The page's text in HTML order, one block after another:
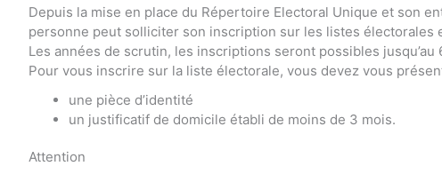
Depuis la mise en place du Répertoire Electoral Unique et son
personne peut solliciter son inscription sur les listes électorales
Les années de scrutin, les inscriptions seront possibles
Pour vous inscrire sur la liste électorale, vous devez vous
une pièce d’identité
un justificatif de domicile établi de moins de 3 mois.
Attention